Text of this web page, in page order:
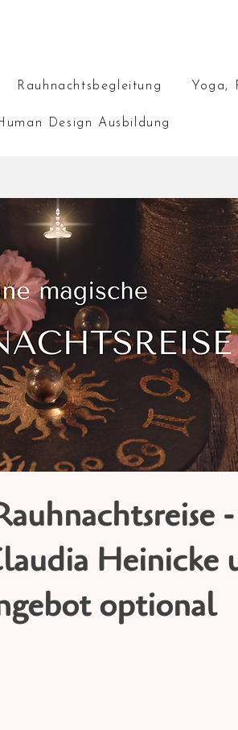
Rauhnachtsbegleitung Yoga,
Design Ausbildung
Heinicke
optional